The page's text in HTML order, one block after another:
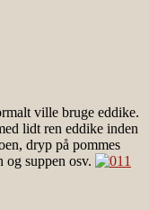
ville bruge eddike.
lidt ren eddike inden
dryp på pommes
og suppen osv.